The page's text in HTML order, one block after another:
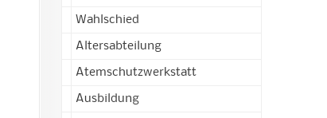
Wahlschied
Altersabteilung
Atemschutzwerkstatt
Ausbildung